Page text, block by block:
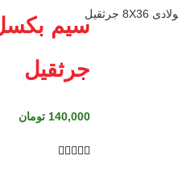
جرثقیل
140,000 تومان
